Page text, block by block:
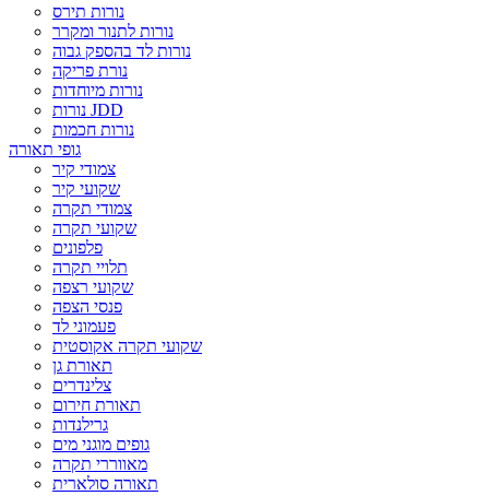
נורות תירס
נורות לתנור ומקרר
נורות לד בהספק גבוה
נורת פריקה
נורות מיוחדות
נורות JDD
נורות חכמות
גופי תאורה
צמודי קיר
שקועי קיר
צמודי תקרה
שקועי תקרה
פלפונים
תלויי תקרה
שקועי רצפה
פנסי הצפה
פעמוני לד
שקועי תקרה אקוסטית
תאורת גן
צלינדרים
תאורת חירום
גרילנדות
גופים מוגני מים
מאווררי תקרה
תאורה סולארית